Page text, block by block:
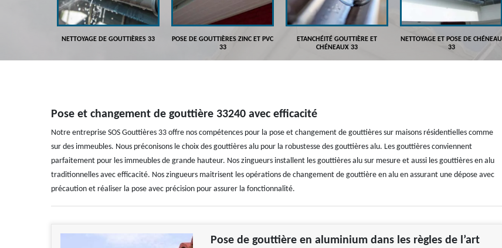
NETTOYAGE DE GOUTTIÈRES 33
POSE DE GOUTTIÈRES ZINC ET PVC
33
ETANCHÉITÉ GOUTTIÈRE ET
CHÉNEAUX 33
NETTOYAGE ET POSE DE CHÉNEAU
33
Pose et changement de gouttière 33240 avec efficacité
Notre entreprise SOS Gouttières 33 offre nos compétences pour la pose et changement de gouttières sur maisons résidentielles comme
sur des immeubles. Nous préconisons le choix des gouttières alu pour la robustesse des gouttières alu. Les gouttières conviennent
parfaitement pour les immeubles de grande hauteur. Nos zingueurs installent les gouttières alu sur mesure et aussi les gouttières en alu
traditionnelles avec efficacité. Nos zingueurs maitrisent les opérations de changement de gouttière en alu en assurant une dépose avec
précaution et réaliser la pose avec précision pour assurer la fonctionnalité.
Pose de gouttière en aluminium dans les règles de l’art